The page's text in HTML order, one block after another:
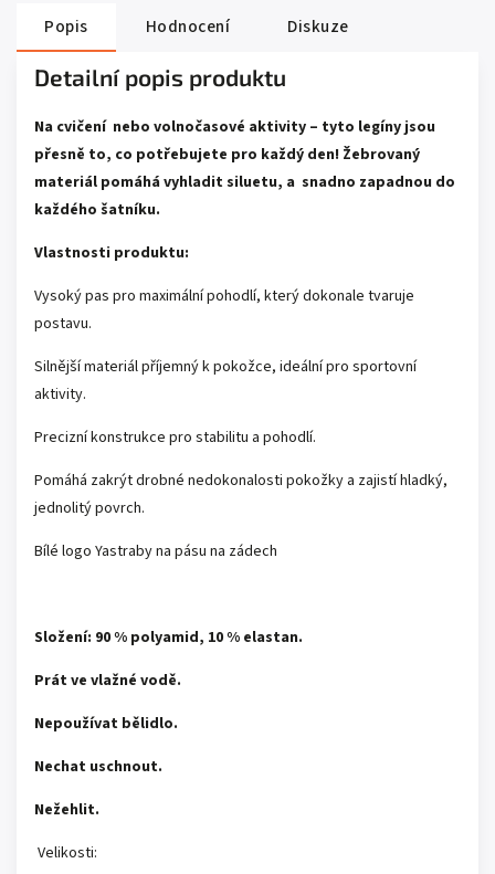
Popis Hodnocení Diskuze
Detailní popis produktu
Na cvičení nebo volnočasové aktivity – tyto legíny jsou
přesně to, co potřebujete pro každý den! Žebrovaný
materiál pomáhá vyhladit siluetu, a snadno zapadnou do
každého šatníku.
Vlastnosti produktu:
Vysoký pas pro maximální pohodlí, který dokonale tvaruje
postavu.
Silnější materiál příjemný k pokožce, ideální pro sportovní
aktivity.
Precizní konstrukce pro stabilitu a pohodlí.
Pomáhá zakrýt drobné nedokonalosti pokožky a zajistí hladký,
jednolitý povrch.
Bílé logo Yastraby na pásu na zádech
Složení: 90 % polyamid, 10 % elastan.
Prát ve vlažné vodě.
Nepoužívat bělidlo.
Nechat uschnout.
Nežehlit.
Velikosti: